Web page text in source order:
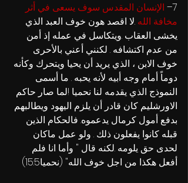
7–
الإنسان المقدس سوف يسعى في أثر
مخافة الله .لا اقصد هون خوف العبد الذي
يخشى العقاب .ويتكاسل في عمله إذ أمن
من عدم اكتشافه . لكنني أعني بالأحرى
خوف الابن ، الذي يريد أن يحيا ويتحرك وكأنه
دوماً أمام وجه أبيه لأنه يحبه . ما أسمى
النموذج الذي يقدمه لنا نحميا !لما صار حاكم
الاورشليم كان قادر أن يلزم اليهود ويطالبهم
بدفع أمول كرمال يدعموه. فالحكام الذين
قبله كانوا يفعلون ذلك . ولو عمل ماكان
لحدى حق يلومه .لكنه قال " وأما انا فلم
أفعل هكذا من اجل خوف الله" (نحميا15:5)